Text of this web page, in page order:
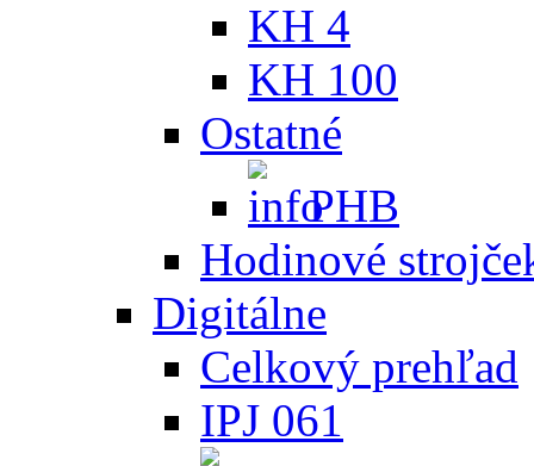
KH 4
KH 100
Ostatné
PHB
Hodinové
Digitálne
Celkový prehľad
IPJ 061